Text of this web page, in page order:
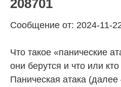
208701
Сообщение от: 2024-11-
Что такое «панические
они берутся и что или
Паническая атака